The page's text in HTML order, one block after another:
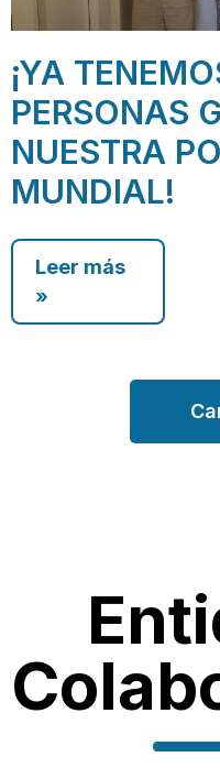
¡YA
PERSONAS
NUESTRA
MUNDIAL!
Leer más
»